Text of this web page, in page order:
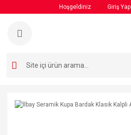
Hoşgeldiniz Giriş Yap
Geri Dön
Çini Seramik Ürünler
Çini Seramik Kupa